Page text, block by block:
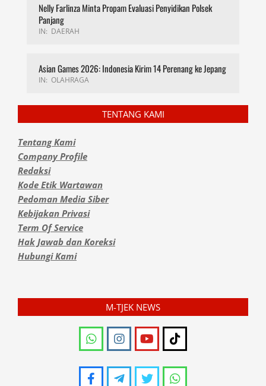
Nelly Farlinza Minta Propam Evaluasi Penyidikan Polsek
Panjang
IN: DAERAH
Asian Games 2026: Indonesia Kirim 14 Perenang ke Jepang
IN: OLAHRAGA
TENTANG KAMI
Tentang Kami
Company Profile
Redaksi
Kode Etik Wartawan
Pedoman Media Siber
Kebijakan Privasi
Term Of Service
Hak Jawab dan Koreksi
Hubungi Kami
M-TJEK NEWS